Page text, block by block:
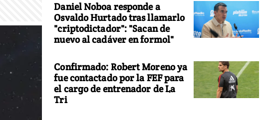
Daniel Noboa responde a
Osvaldo Hurtado tras llamarlo
"criptodictador": "Sacan de
nuevo al cadáver en formol"
Confirmado: Robert Moreno ya
fue contactado por la FEF para
el cargo de entrenador de La
Tri